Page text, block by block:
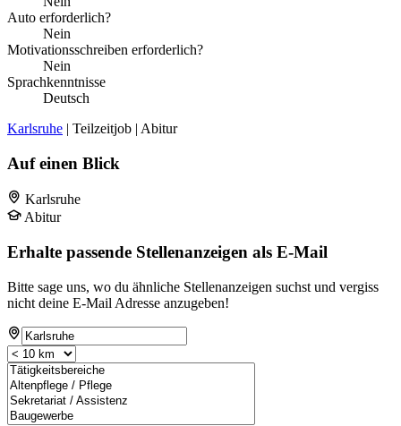
Auto erforderlich?
Nein
Motivationsschreiben erforderlich?
Nein
Sprachkenntnisse
Deutsch
Karlsruhe | Teilzeitjob | Abitur
Auf einen Blick
Karlsruhe
Abitur
Erhalte passende Stellenanzeigen als E-Mail
Bitte sage uns, wo du ähnliche Stellenanzeigen suchst und vergiss
nicht deine E-Mail Adresse anzugeben!